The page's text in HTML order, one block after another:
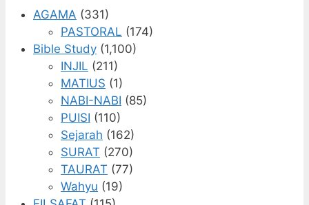
AGAMA (331)
PASTORAL (174)
Bible Study (1,100)
INJIL (211)
MATIUS (1)
NABI-NABI (85)
PUISI (110)
Sejarah (162)
SURAT (270)
TAURAT (77)
Wahyu (19)